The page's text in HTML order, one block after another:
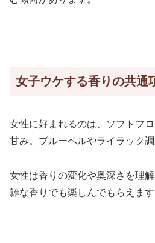
女子ウケする香りの共通
女性に好まれるのは、ソフトフ
甘み。ブルーベルやライラック調
女性は香りの変化や奥深さを理
雑な香りでも楽しんでもらえます